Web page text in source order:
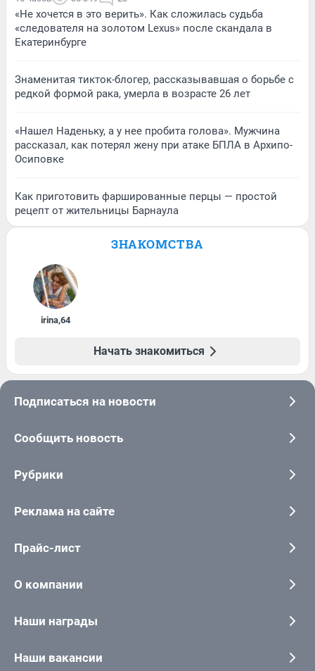
«Не хочется в это верить». Как сложилась судьба
«следователя на золотом Lexus» после скандала в
Екатеринбурге
Знаменитая тикток-блогер, рассказывавшая о борьбе с
редкой формой рака, умерла в возрасте 26 лет
«Нашел Наденьку, а у нее пробита голова». Мужчина
рассказал, как потерял жену при атаке БПЛА в Архипо-
Осиповке
Как приготовить фаршированные перцы — простой
рецепт от жительницы Барнаула
ЗНАКОМСТВА
irina,64
Начать знакомиться
Подписаться на новости
Сообщить новость
Рубрики
Реклама на сайте
Прайс-лист
О компании
Наши награды
Наши вакансии